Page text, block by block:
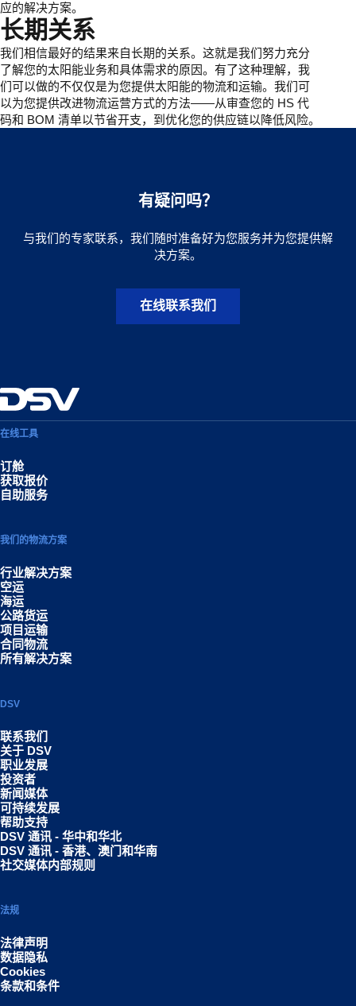
应的解决方案。
长期关系
我们相信最好的结果来自长期的关系。这就是我们努力充分
了解您的太阳能业务和具体需求的原因。有了这种理解，我
们可以做的不仅仅是为您提供太阳能的物流和运输。我们可
以为您提供改进物流运营方式的方法——从审查您的 HS 代
码和 BOM 清单以节省开支，到优化您的供应链以降低风险。
有疑问吗？
与我们的专家联系，我们随时准备好为您服务并为您提供解
决方案。
在线联系我们
在线工具
订舱
获取报价
自助服务
我们的物流方案
行业解决方案
空运
海运
公路货运
项目运输
合同物流
所有解决方案
DSV
联系我们
关于 DSV
职业发展
投资者
新闻媒体
可持续发展
帮助支持
DSV 通讯 - 华中和华北
DSV 通讯 - 香港、澳门和华南
社交媒体内部规则
法规
法律声明
数据隐私
Cookies
条款和条件